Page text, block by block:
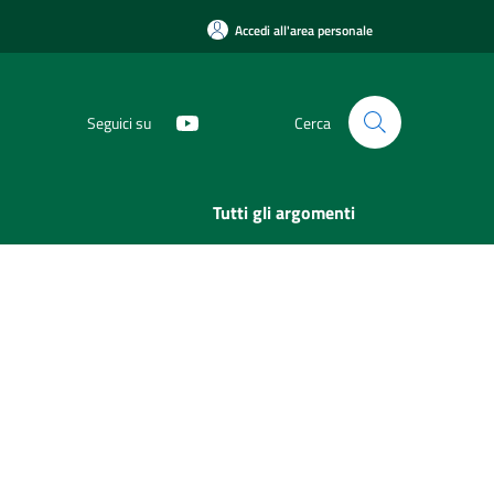
Accedi all'area personale
Seguici su Cerca
Tutti gli argomenti